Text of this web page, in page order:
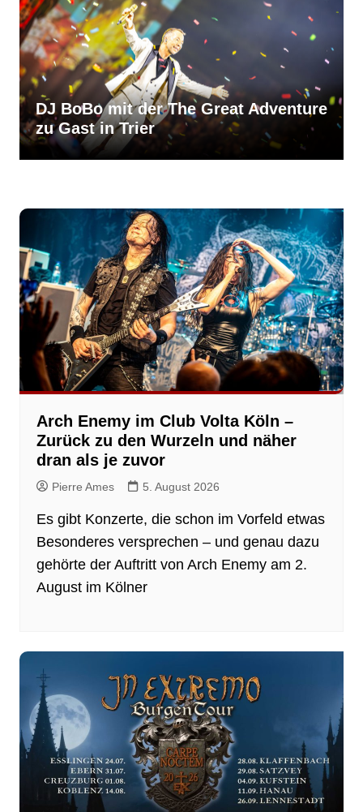
DJ BoBo mit der The Great Adventure
zu Gast in Trier
Arch Enemy im Club Volta Köln –
Zurück zu den Wurzeln und näher
dran als je zuvor
Pierre Ames 5. August 2026
Es gibt Konzerte, die schon im Vorfeld etwas
Besonderes versprechen – und genau dazu
gehörte der Auftritt von Arch Enemy am 2.
August im Kölner